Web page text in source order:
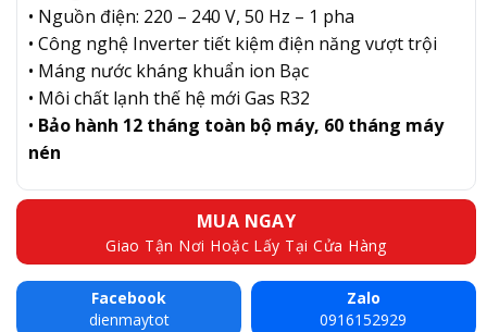
• Nguồn điện: 220 – 240 V, 50 Hz – 1 pha
• Công nghệ Inverter tiết kiệm điện năng vượt trội
• Máng nước kháng khuẩn ion Bạc
• Môi chất lạnh thế hệ mới Gas R32
• Bảo hành 12 tháng toàn bộ máy, 60 tháng máy
nén
MUA NGAY
Giao Tận Nơi Hoặc Lấy Tại Cửa Hàng
Facebook
dienmaytot
Zalo
0916152929